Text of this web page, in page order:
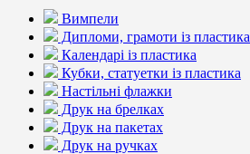
Вимпели
Дипломи, грамоти із пластика
Календарі із пластика
Кубки, статуетки із пластика
Настільні флажки
Друк на брелках
Друк на пакетах
Друк на ручках